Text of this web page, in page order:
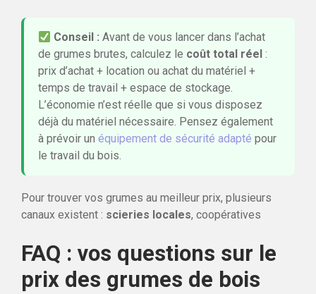
Conseil : Avant de vous lancer dans l’achat
de grumes brutes, calculez le coût total réel :
prix d’achat + location ou achat du matériel +
temps de travail + espace de stockage.
L’économie n’est réelle que si vous disposez
déjà du matériel nécessaire. Pensez également
à prévoir un équipement de sécurité adapté pour
le travail du bois.
Pour trouver vos grumes au meilleur prix, plusieurs
canaux existent : scieries locales, coopératives
FAQ : vos questions sur le
prix des grumes de bois